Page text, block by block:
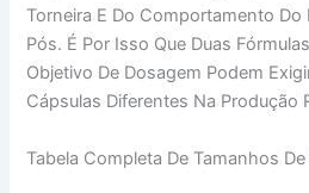
Torneira E Do Comportamento Do
Pós. É Por Isso Que Duas
Objetivo De Dosagem Podem
Cápsulas Diferentes Na Produção
Tabela Completa De Tamanhos